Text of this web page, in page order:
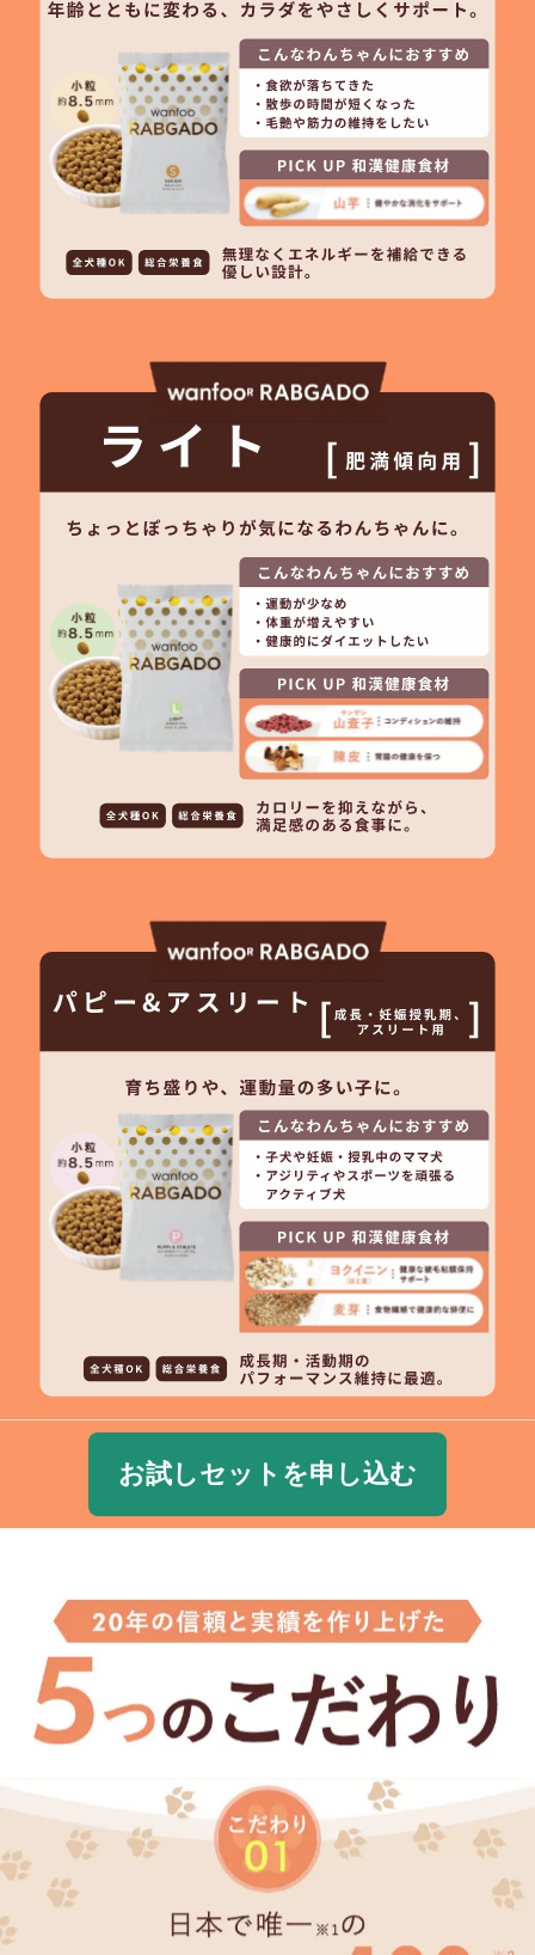
お試しセットを申し込む